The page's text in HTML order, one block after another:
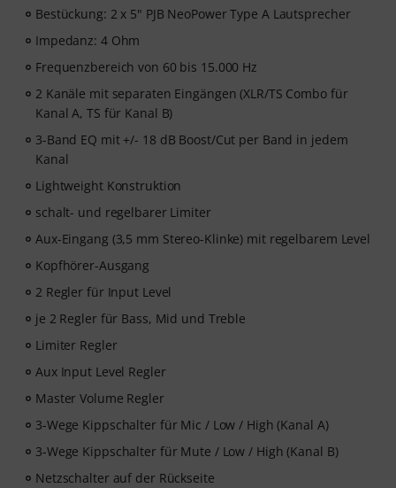
Bestückung: 2 x 5" PJB NeoPower Type A Lautsprecher
Impedanz: 4 Ohm
Frequenzbereich von 60 bis 15.000 Hz
2 Kanäle mit separaten Eingängen (XLR/TS Combo für
Kanal A, TS für Kanal B)
3-Band EQ mit +/- 18 dB Boost/Cut per Band in jedem
Kanal
Lightweight Konstruktion
schalt- und regelbarer Limiter
Aux-Eingang (3,5 mm Stereo-Klinke) mit regelbarem Level
Kopfhörer-Ausgang
2 Regler für Input Level
je 2 Regler für Bass, Mid und Treble
Limiter Regler
Aux Input Level Regler
Master Volume Regler
3-Wege Kippschalter für Mic / Low / High (Kanal A)
3-Wege Kippschalter für Mute / Low / High (Kanal B)
Netzschalter auf der Rückseite